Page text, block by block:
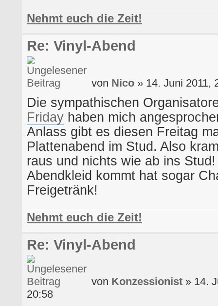
Nehmt euch die Zeit!
Re: Vinyl-Abend
von Nico » 14. Juni 2011,
Die sympathischen
Friday haben mich
Anlass gibt es diesen Freitag
Plattenabend im Stud. Also
raus und nichts wie ab ins
Abendkleid kommt hat sogar
Freigetränk!
Nehmt euch die Zeit!
Re: Vinyl-Abend
von Konzessionist » 14.
20:58